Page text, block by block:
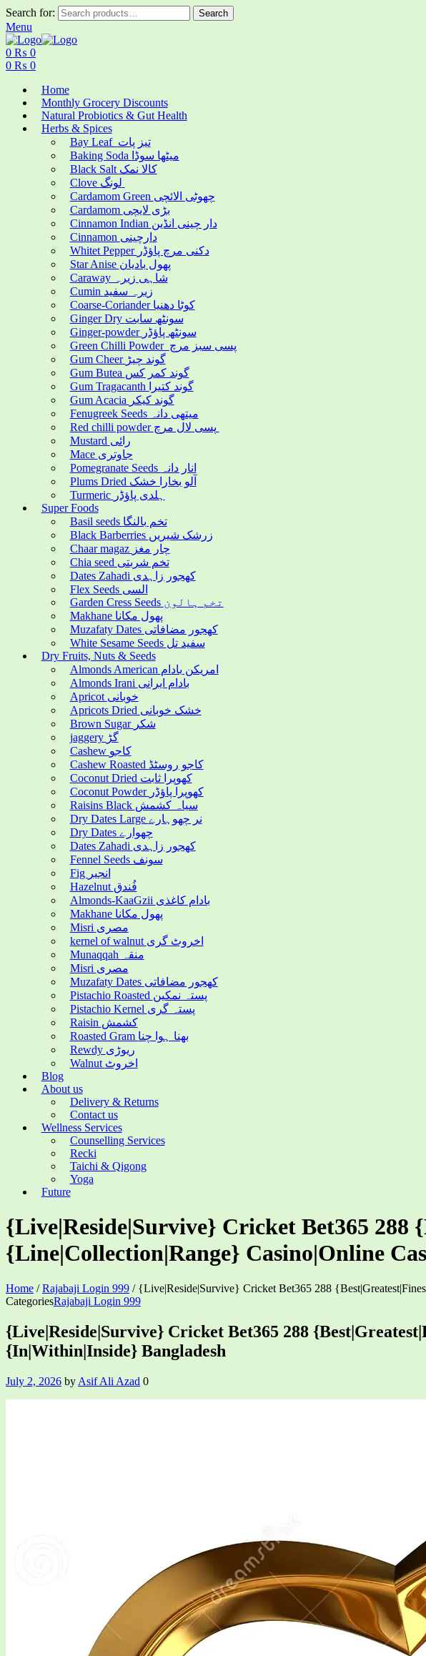
Search for: Search
Menu
0 ₨ 0
0 ₨ 0
Home
Monthly Grocery Discounts
Natural Probiotics & Gut Health
Herbs & Spices
Bay Leaf تیز پات
Baking Soda میٹھا سوڈا
Black Salt کالا نمک
Cardamom Green چھوٹی الائچی
Cardamom بڑی لایچی
Cinnamon Indian دار چینی انڈین
Cinnamon دارچینی
Whitet Pepper دکنی مرچ پاؤڈر
Star Anise پھول بادیان
Caraway شاہی زیرہ
Cumin زیرہ سفید
Coarse-Coriander کوٹا دھنیا
Ginger Dry سونٹھ سابت
Ginger-powder سونٹھ پاؤڈر
Green Chilli Powder پسی سبز مرچ
Gum Cheer گوند چیڑ
Gum Butea گوند کمر کس
Gum Tragacanth گوند کتیرا
Gum Acacia گوند کیکر
Fenugreek Seeds میتھی دانہ
Mustard رائی
Mace جاوتری
Pomegranate Seeds انار دانہ
Plums Dried آلو بخارا خشک
Turmeric ہلدی پاؤڈر
Super Foods
Basil seeds تخم بالنگا
Black Barberries زرشک شیریں
Chaar magaz چار مغز
Chia seed تخم شربتی
Dates Zahadi کھجور زاہدی
Flex Seeds السی
Garden Cress Seeds تخم ہالون
Makhane پھول مکانا
Muzafaty Dates کھجور مضافاتی
White Sesame Seeds سفید تل
Dry Fruits, Nuts & Seeds
Almonds American امریکن بادام
Almonds Irani بادام ایرانی
Apricot خوبانی
Apricots Dried خشک خوبانی
Brown Sugar شکر
jaggery گڑ
Cashew کاجو
Cashew Roasted کاجو روسٹڈ
Coconut Dried کھوپرا ثابت
Coconut Powder کھوپرا پاؤڈر
Raisins Black سیاہ کشمش
Dry Dates Large نر چھوہارے
Dry Dates چھوارے
Dates Zahadi کھجور زاہدی
Fennel Seeds سونف
Fig انجیر
Hazelnut فُندق
Almonds-KaaGzii بادام کاغذی
Makhane پھول مکانا
Misri مصری
kernel of walnut اخروٹ گری
Munaqqah منقہ
Misri مصری
Muzafaty Dates کھجور مضافاتی
Pistachio Roasted پستہ نمکین
Pistachio Kernel پستہ گری
Raisin کشمش
Roasted Gram بھنا ہوا چنا
Rewdy ریوڑی
Walnut اخروٹ
Blog
About us
Delivery & Returns
Contact us
Wellness Services
Counselling Services
Recki
Taichi & Qigong
Yoga
Future
{Live|Reside|Survive} Cricket Bet365 288
{Line|Collection|Range} Casino|Online
Home /Rajabaji Login 999 / {Live|Reside|Survive} Cricket Bet365 288
CategoriesRajabaji Login 999
{Live|Reside|Survive} Cricket Bet365 288
{In|Within|Inside} Bangladesh
July 2, 2026 by Asif Ali Azad 0